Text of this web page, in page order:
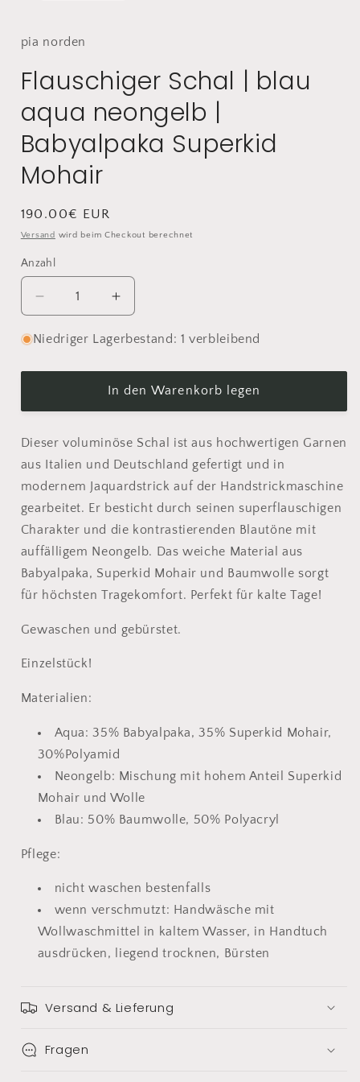
pia norden
Flauschiger Schal | blau
aqua neongelb |
Babyalpaka Superkid
Mohair
Normaler
Preis
190.00€ EUR
Versand wird beim Checkout berechnet
Anzahl
Anzahl
Verringere
die
Menge
Flauschiger
|
aqua
neongelb
|
Babyalpaka
Superkid
Mohair
Erhöhe
die
Menge
Flauschiger
Schal
|
aqua
neongelb
|
Babyalpaka
Superkid
Mohair
Niedriger Lagerbestand: 1 verbleibend
In den Warenkorb legen
Dieser voluminöse Schal ist aus hochwertigen Garnen
aus Italien und Deutschland gefertigt und in
modernem Jaquardstrick auf der Handstrickmaschine
gearbeitet. Er besticht durch seinen superflauschigen
Charakter und die kontrastierenden Blautöne mit
auffälligem Neongelb. Das weiche Material aus
Babyalpaka, Superkid Mohair und Baumwolle sorgt
für höchsten Tragekomfort. Perfekt für kalte Tage!
Gewaschen und gebürstet.
Einzelstück!
Materialien:
Aqua: 35% Babyalpaka, 35% Superkid Mohair,
30%Polyamid
Neongelb: Mischung mit hohem Anteil Superkid
Mohair und Wolle
Blau: 50% Baumwolle, 50% Polyacryl
Pflege:
nicht waschen bestenfalls
wenn verschmutzt: Handwäsche mit
Wollwaschmittel in kaltem Wasser, in Handtuch
ausdrücken, liegend trocknen, Bürsten
Versand & Lieferung
Fragen